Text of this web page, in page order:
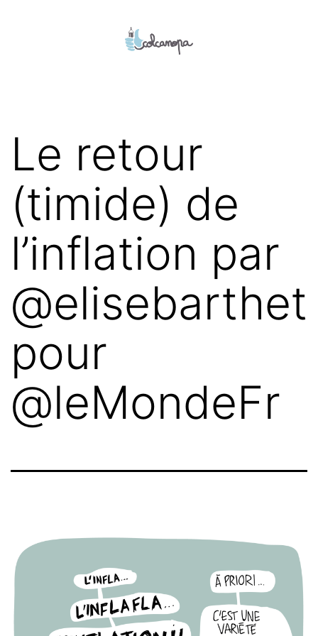
Le retour
(timide) de
l’inflation par
@elisebarthet
pour
@leMondeFr